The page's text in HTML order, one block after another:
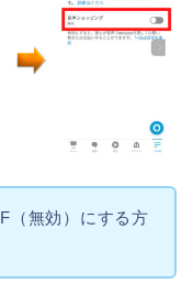
（無効）にする方